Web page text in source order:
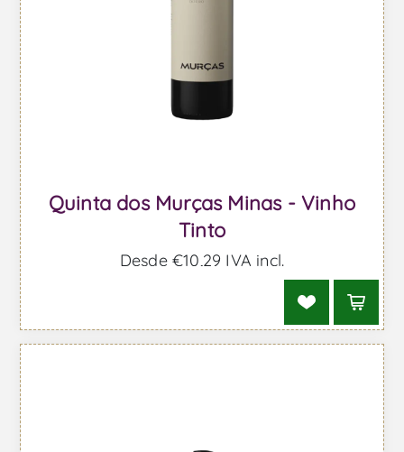
Quinta dos Murças Minas - Vinho
Tinto
Desde €10,29 IVA incl.